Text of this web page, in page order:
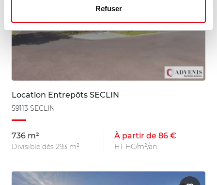
Refuser
Location Entrepôts SECLIN
59113 SECLIN
736 m²
Divisible dès 293 m²
À partir de 86 €
HT HC/m²/an